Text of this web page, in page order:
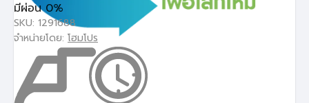
มีผ่อน 0%
SKU: 1291688
จำหน่ายโดย: โฮมโปร